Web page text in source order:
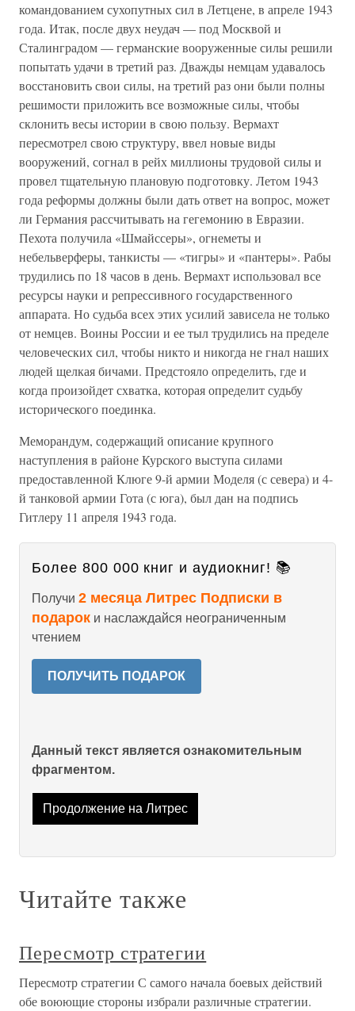
командованием сухопутных сил в Летцене, в апреле 1943
года. Итак, после двух неудач — под Москвой и
Сталинградом — германские вооруженные силы решили
попытать удачи в третий раз. Дважды немцам удавалось
восстановить свои силы, на третий раз они были полны
решимости приложить все возможные силы, чтобы
склонить весы истории в свою пользу. Вермахт
пересмотрел свою структуру, ввел новые виды
вооружений, согнал в рейх миллионы трудовой силы и
провел тщательную плановую подготовку. Летом 1943
года реформы должны были дать ответ на вопрос, может
ли Германия рассчитывать на гегемонию в Евразии.
Пехота получила «Шмайссеры», огнеметы и
небельверферы, танкисты — «тигры» и «пантеры». Рабы
трудились по 18 часов в день. Вермахт использовал все
ресурсы науки и репрессивного государственного
аппарата. Но судьба всех этих усилий зависела не только
от немцев. Воины России и ее тыл трудились на пределе
человеческих сил, чтобы никто и никогда не гнал наших
людей щелкая бичами. Предстояло определить, где и
когда произойдет схватка, которая определит судьбу
исторического поединка.
Меморандум, содержащий описание крупного
наступления в районе Курского выступа силами
предоставленной Клюге 9-й армии Моделя (с севера) и 4-
й танковой армии Гота (с юга), был дан на подпись
Гитлеру 11 апреля 1943 года.
Более 800 000 книг и аудиокниг! 📚
Получи 2 месяца Литрес Подписки в
подарок и наслаждайся неограниченным
чтением
ПОЛУЧИТЬ ПОДАРОК
Данный текст является ознакомительным
фрагментом.
Продолжение на Литрес
Читайте также
Пересмотр стратегии
Пересмотр стратегии С самого начала боевых действий
обе воюющие стороны избрали различные стратегии.